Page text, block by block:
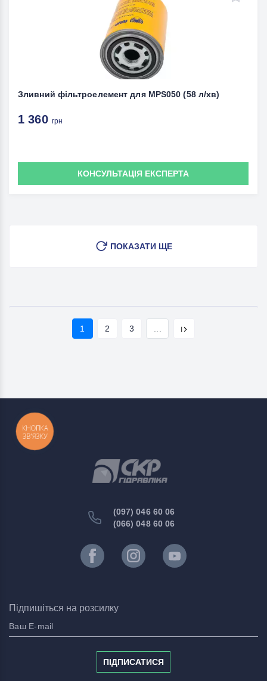
Зливний фільтроелемент для MPS050 (58 л/хв)
1 360 грн
КОНСУЛЬТАЦІЯ ЕКСПЕРТА
ПОКАЗАТИ ЩЕ
1 2 3
(097) 046 60 06
(066) 048 60 06
Підпишіться на розсилку
ПІДПИСАТИСЯ
КНОПКА
ЗВ'ЯЗКУ